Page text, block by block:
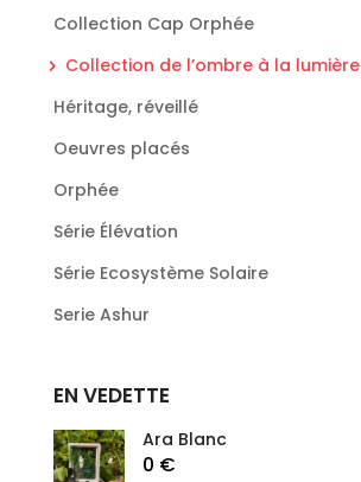
Collection Cap Orphée
Collection de l’ombre à la lumière
Héritage, réveillé
Oeuvres placés
Orphée
Série Élévation
Série Ecosystème Solaire
Serie Ashur
EN VEDETTE
Ara Blanc
0 €